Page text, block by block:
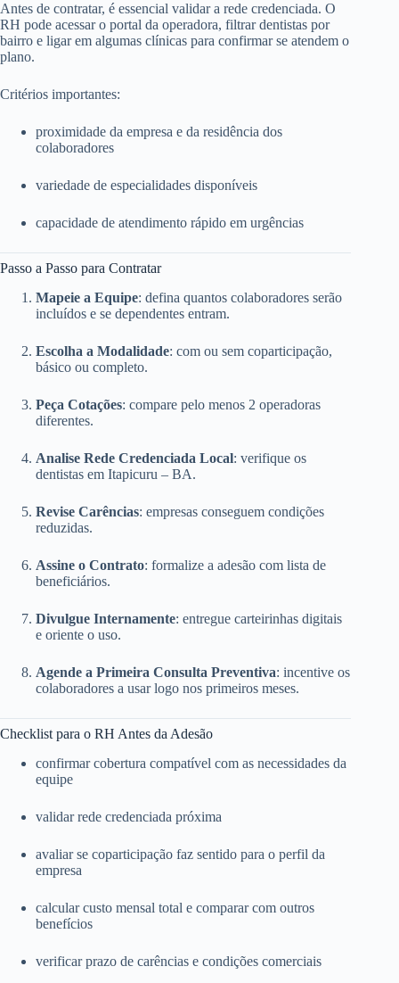
Antes de contratar, é essencial validar a rede credenciada. O
RH pode acessar o portal da operadora, filtrar dentistas por
bairro e ligar em algumas clínicas para confirmar se atendem o
plano.
Critérios importantes:
proximidade da empresa e da residência dos
colaboradores
variedade de especialidades disponíveis
capacidade de atendimento rápido em urgências
Passo a Passo para Contratar
Mapeie a Equipe: defina quantos colaboradores serão
incluídos e se dependentes entram.
Escolha a Modalidade: com ou sem coparticipação,
básico ou completo.
Peça Cotações: compare pelo menos 2 operadoras
diferentes.
Analise Rede Credenciada Local: verifique os
dentistas em Itapicuru – BA.
Revise Carências: empresas conseguem condições
reduzidas.
Assine o Contrato: formalize a adesão com lista de
beneficiários.
Divulgue Internamente: entregue carteirinhas digitais
e oriente o uso.
Agende a Primeira Consulta Preventiva: incentive os
colaboradores a usar logo nos primeiros meses.
Checklist para o RH Antes da Adesão
confirmar cobertura compatível com as necessidades da
equipe
validar rede credenciada próxima
avaliar se coparticipação faz sentido para o perfil da
empresa
calcular custo mensal total e comparar com outros
benefícios
verificar prazo de carências e condições comerciais